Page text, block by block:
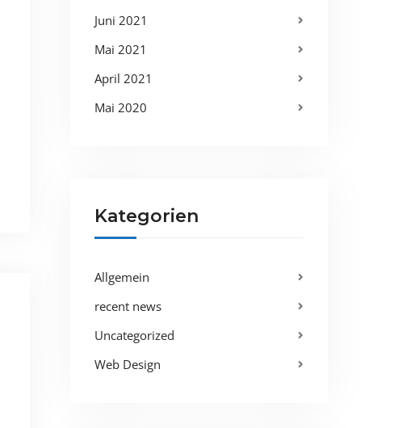
Juni 2021
Mai 2021
April 2021
Mai 2020
Kategorien
Allgemein
recent news
Uncategorized
Web Design